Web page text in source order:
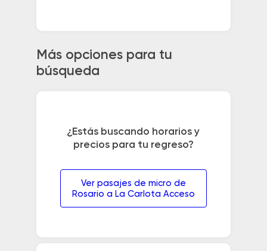
Más opciones para tu
búsqueda
¿Estás buscando horarios y
precios para tu regreso?
Ver pasajes de micro de
Rosario a La Carlota Acceso